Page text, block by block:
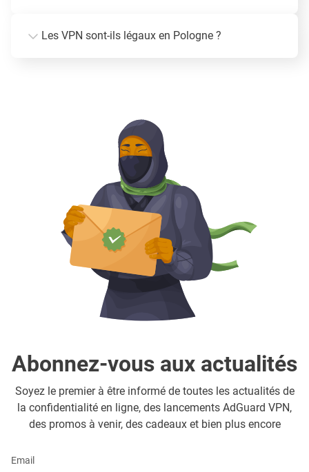
Les VPN sont-ils légaux en Pologne ?
Abonnez-vous aux actualités
Soyez le premier à être informé de toutes les actualités de
la confidentialité en ligne, des lancements AdGuard VPN,
des promos à venir, des cadeaux et bien plus encore
Email